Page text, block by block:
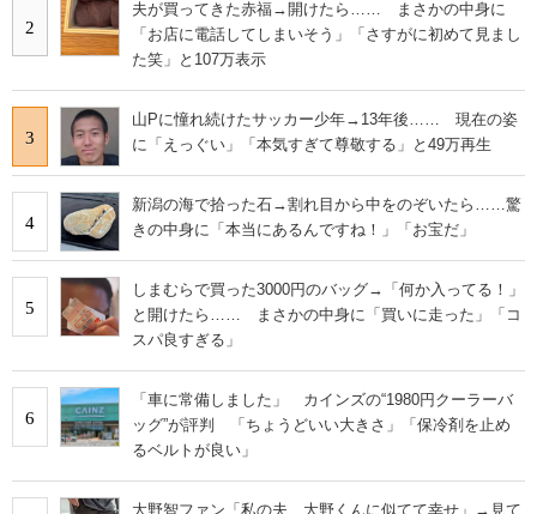
2
夫が買ってきた赤福→開けたら…… まさかの中身に
「お店に電話してしまいそう」「さすがに初めて見まし
た笑」と107万表示
3
山Pに憧れ続けたサッカー少年→13年後…… 現在の姿
に「えっぐい」「本気すぎて尊敬する」と49万再生
4
新潟の海で拾った石→割れ目から中をのぞいたら……驚
きの中身に「本当にあるんですね！」「お宝だ」
5
しまむらで買った3000円のバッグ→「何か入ってる！」
と開けたら…… まさかの中身に「買いに走った」「コ
スパ良すぎる」
6
「車に常備しました」 カインズの“1980円クーラーバ
ッグ”が評判 「ちょうどいい大きさ」「保冷剤を止め
るベルトが良い」
大野智ファン「私の夫、大野くんに似てて幸せ」→見て